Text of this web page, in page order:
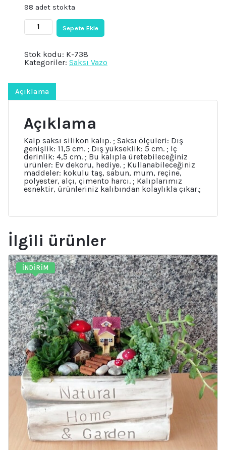
₺2.826.
₺2.118.
98 adet stokta
Çiçek
Saksı
K-
738
Kalıbı
adet
Sepete Ekle
Stok kodu: K-738
Kategoriler: Saksı Vazo
Açıklama
Açıklama
Kalp saksı silikon kalıp. ; Saksı ölçüleri: Dış
genişlik: 11,5 cm. ; Dış yükseklik: 5 cm. ; Iç
derinlik: 4,5 cm. ; Bu kalıpla üretebileceğiniz
ürünler: Ev dekoru, hediye. ; Kullanabileceğiniz
maddeler: kokulu taş, sabun, mum, reçine,
polyester, alçı, çimento harcı. ; Kalıplarımız
esnektir, ürünleriniz kalıbından kolaylıkla çıkar.;
İlgili ürünler
İNDIRIM